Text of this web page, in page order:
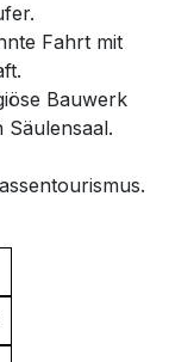
Fahrt mit
Bauwerk